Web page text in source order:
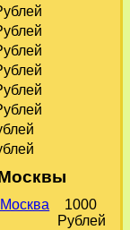
1000
Рублей